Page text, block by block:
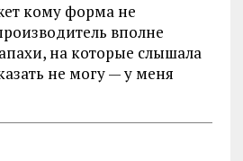
кому форма не
вполне
на которые слышала
не могу — у меня